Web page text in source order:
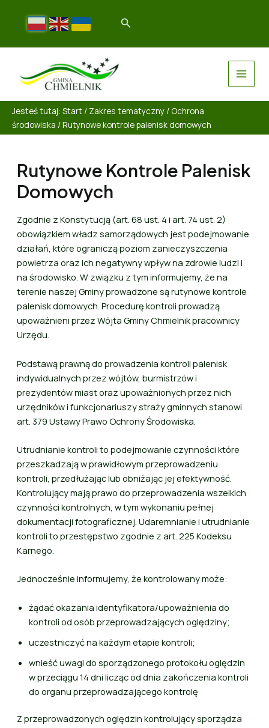
Jesteś tutaj: Start / Zakres tematyczny / Ochrona
środowiska /Rutynowe kontrole palenisk domowych
Rutynowe Kontrole Palenisk
Domowych
Zgodnie z Konstytucją (art. 68 ust. 4 i art. 74 ust. 2)
obowiązkiem władz samorządowych jest podejmowanie
działań, które ograniczą poziom zanieczyszczenia
powietrza oraz ich negatywny wpływ na zdrowie ludzi i
na środowisko. W związku z tym informujemy, że na
terenie naszej Gminy prowadzone są rutynowe kontrole
palenisk domowych. Procedurę kontroli prowadzą
upoważnieni przez Wójta Gminy Chmielnik pracownicy
Urzędu.
Podstawą prawną do prowadzenia kontroli palenisk
indywidualnych przez wójtów, burmistrzów i
prezydentów miast oraz upoważnionych przez nich
urzędników i funkcjonariuszy straży gminnych stanowi
art. 379 Ustawy Prawo Ochrony Środowiska.
Utrudnianie kontroli to podejmowanie czynności które
przeszkadzają w prawidłowym przeprowadzeniu
kontroli, przedłużając lub obniżając jej efektywność.
Kontrolujący mają prawo do przeprowadzenia wszelkich
czynności kontrolnych, w tym wykonaniu pełnej
dokumentacji fotograficznej. Udaremnianie i utrudnianie
kontroli to przestępstwo zgodnie z art. 225 Kodeksu
Karnego.
Jednocześnie informujemy, że kontrolowany może:
żądać okazania identyfikatora/upoważnienia do
kontroli od osób przeprowadzających oględziny;
uczestniczyć na każdym etapie kontroli;
wnieść uwagi do sporządzonego protokołu oględzin
w przeciągu 14 dni licząc od dnia zakończenia kontroli
do organu przeprowadzającego kontrolę
Z przeprowadzonych oględzin kontrolujący sporządza